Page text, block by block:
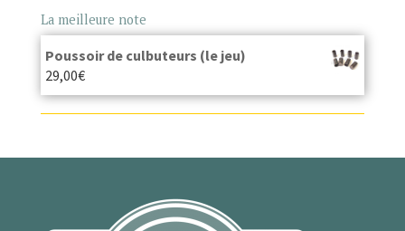
La meilleure note
Poussoir de culbuteurs (le jeu)
29,00€